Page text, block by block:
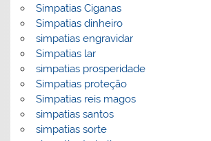
Simpatias Ciganas
Simpatias dinheiro
simpatias engravidar
Simpatias lar
simpatias prosperidade
Simpatias proteção
Simpatias reis magos
simpatias santos
simpatias sorte